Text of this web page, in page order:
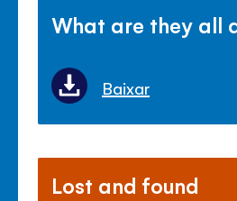
What are they all
Baixar
Lost and found